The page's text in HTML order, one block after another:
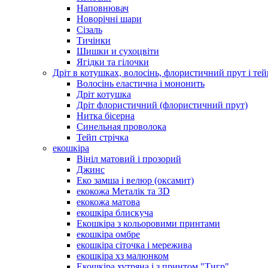
Наповнювач
Новорічні шари
Сізаль
Тичінки
Шишки и сухоцвіти
Ягідки та гілочки
Дріт в котушках, волосінь, флористичний прут і
Волосінь еластична і мононить
Дріт котушка
Дріт флористичний (флористичний прут)
Нитка бісерна
Синельная проволока
Тейп стрічка
екошкіра
Вініл матовий і прозорий
Джинс
Еко замша і велюр (оксамит)
екокожа Металік та 3D
екокожа матова
екошкіра блискуча
Екошкіра з кольоровими принтами
екошкіра омбре
екошкіра сіточка і мережива
екошкіра хз малюнком